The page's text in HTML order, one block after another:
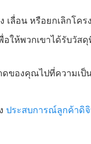
เลื่อน หรือยกเลิกโคร
ให้พวกเขาได้รับวัสดุ
ของคุณไปที่ความเป็
ประสบการณ์ลูกค้าดิ